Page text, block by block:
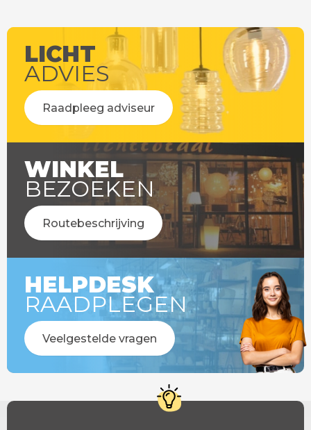
LICHT
ADVIES
Raadpleeg adviseur
WINKEL
BEZOEKEN
Routebeschrijving
HELPDESK
RAADPLEGEN
Veelgestelde vragen